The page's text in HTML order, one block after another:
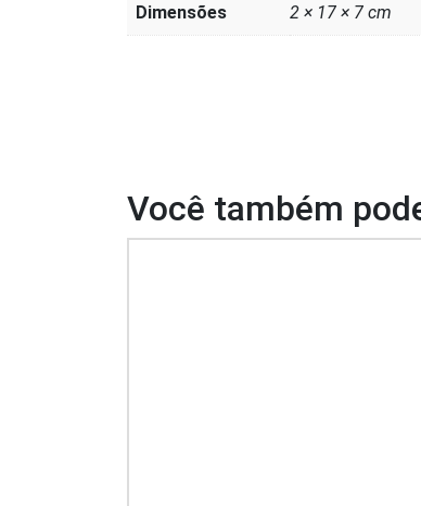
Dimensões 2 × 17 × 7 cm
Você também